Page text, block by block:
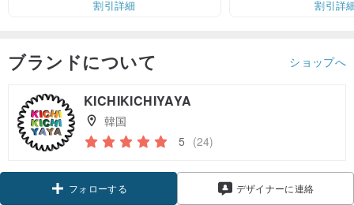
割引詳細
割引詳
ブランドについて ショップへ
KICHIKICHIYAYA
韓国
5 (24)
フォローする デザイナーに連絡